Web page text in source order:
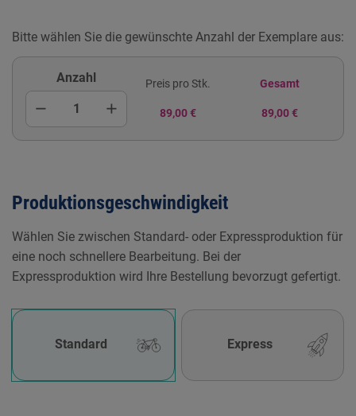
Bitte wählen Sie die gewünschte Anzahl der Exemplare aus:
Anzahl
remove add
Preis pro Stk.
89,00 €
Gesamt
89,00 €
Produktionsgeschwindigkeit
Wählen Sie zwischen Standard- oder Expressproduktion für
eine noch schnellere Bearbeitung. Bei der
Expressproduktion wird Ihre Bestellung bevorzugt gefertigt.
Standard Express